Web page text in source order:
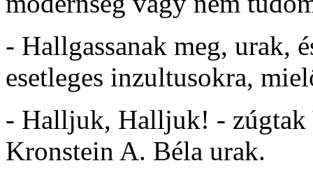
- Hallgassanak meg, urak,
esetleges inzultusokra,
- Halljuk, Halljuk! - zúgtak
Kronstein A. Béla urak.